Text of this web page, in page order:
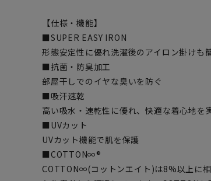
【仕様・機能】
■SUPER EASY IRON
形態安定性に優れ洗濯後のアイロン掛けも
■抗菌・防臭加工
部屋干しでのイヤな臭いを防ぐ
■吸汗速乾
高い吸水・速乾性に優れ、快適な着心地を
■UVカット
UVカット機能で肌を保護
■COTTON∞®
COTTON∞(コットンエイト)は8%以上に